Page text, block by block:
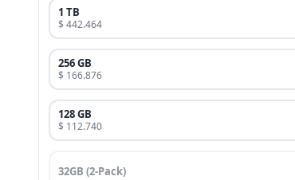
1 TB
$ 442.464
256 GB
$ 166.876
128 GB
$ 112.740
32GB (2-Pack)